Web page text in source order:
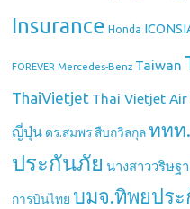
Insurance Honda
FOREVER Mercedes-Benz Taiwan
ThaiVietjet Thai Vietjet Air
ญี่ปุ่น ดร.สมพร สืบถวิลกุล ททท.
ประกันภัย นางสาววริษฐ
การบินไทย บมจ.ทิพยปร